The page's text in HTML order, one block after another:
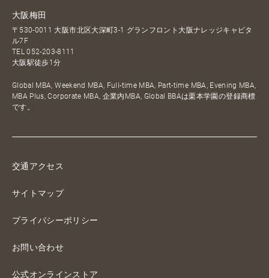
大阪梅田
〒530-0011 大阪市北区大深町3-1 グランフロント大阪ナレッジキャピタ
ル7F
TEL052-203-8111
大阪駅徒歩1分
Global MBA, Weekend MBA, Full-time MBA, Part-time MBA, Evening MBA,
MBA Plus, Corporate MBA, 企業内MBA, Global BBAは栗本学園の登録商標
です。
交通アクセス
サイトマップ
プライバシーポリシー
お問い合わせ
公式オンラインストア